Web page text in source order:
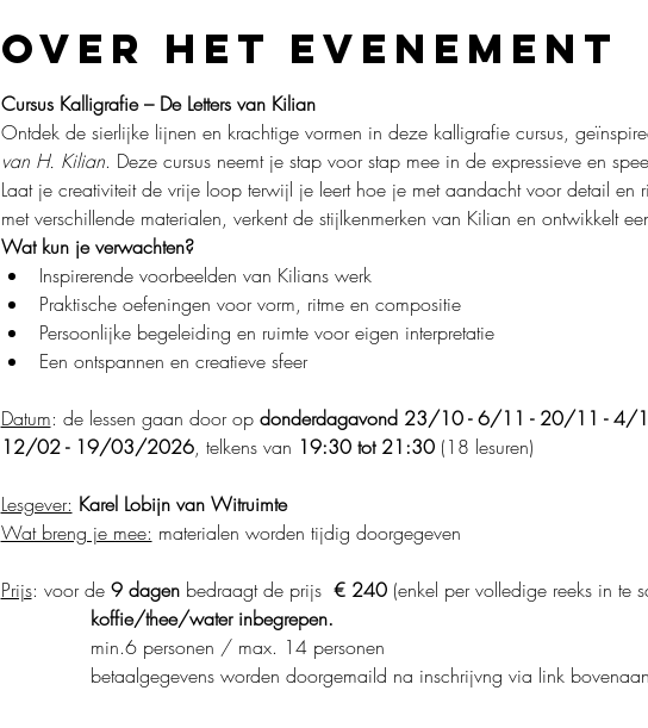
Over het evenement
Cursus Kalligrafie – De Letters van Kilian
Ontdek de sierlijke lijnen en krachtige vormen in deze kalligrafie cursus,
van H. Kilian. Deze cursus neemt je stap voor stap mee in de expressieve en
Laat je creativiteit de vrije loop terwijl je leert hoe je met aandacht voor detail en
met verschillende materialen, verkent de stijlkenmerken van Kilian en ontwikkelt
Wat kun je verwachten?
Inspirerende voorbeelden van Kilians werk
Praktische oefeningen voor vorm, ritme en compositie
Persoonlijke begeleiding en ruimte voor eigen interpretatie
Een ontspannen en creatieve sfeer
Datum: de lessen gaan door op donderdagavond 23/10 - 6/11 - 20/11 -
12/02 - 19/03/2026, telkens van 19:30 tot 21:30 (18 lesuren)
Lesgever: Karel Lobijn van Witruimte
Wat breng je mee: materialen worden tijdig doorgegeven
Prijs: voor de 9 dagen bedraagt de prijs € 240 (enkel per volledige reeks in te
koffie/thee/water inbegrepen.
min.6 personen / max. 14 personen
betaalgegevens worden doorgemaild na inschrijvng via link